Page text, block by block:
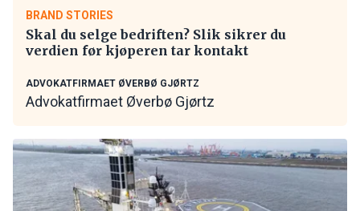
BRAND STORIES
Skal du selge bedriften? Slik sikrer du
verdien før kjøperen tar kontakt
ADVOKATFIRMAET ØVERBØ GJØRTZ
Advokatfirmaet Øverbø Gjørtz